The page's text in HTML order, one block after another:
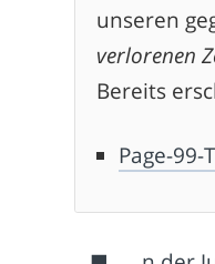
unseren
verlorenen
Bereits
Page-